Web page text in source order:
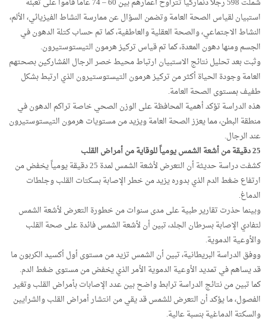
استبيان لقياس الصحة العامة وتضمن السؤال عن ممارسة النشاط الفيزيائي، الألم،
النشاط الاجتماعي، والصحة العقلية والعاطفية، كما تم حساب كتلة الدهون في
الجسم ومنها دهون المعدة، كما تم قياس تركيز هرمون التيستوستيرون.
وثبت بعد تحليل نتائج الاستبيان ارتباط محيط خصر الرجال المُشاركين بصحتهم
العامة وجودة الحياة أكثر من تركيز هرمون التيستوستيرون الذي ارتبط بشكل
طفيف بمستوى الصحة العامة.
هذه الدراسة تؤكد أهمية المحافظة على الوزن الصحي خاصة تراكم الدهون في
منطقة البطن، مما يعزز الصحة العامة ويزيد من مستويات هرمون التيستوستيرون
عند الرجال.
25 دقيقة من أشعة الشمس يومياً للوقاية من أمراض القلب
كشفت دراسة حديثة أن التعرض لأشعة الشمس لمدة 25 دقيقة يومياً يخفض من
ارتفاع ضغط الدم الذي بدوره يزيد من خطر الإصابة بسكتات القلب وجلطات
الدماغ.
وبينما حذرت تقارير طبية على مدى سنوات من خطورة التعرض لأشعة الشمس
لتفادي الإصابة بسرطان الجلد، تبين أن لأشعة الشمس فائدة على صحة القلب
والأوعية الدموية.
ووفق الدراسة البريطانية، تبين أن الشمس تزيد من مستوى أول أكسيد الكربون ما
قد يساهم في تمديد الأوعية الدموية الأمر الذي يخفض من مستوى ضغط الدم.
كما تبين من نتائج الدراسة ترابط واضح بين عدد الإصابات بأمراض القلب وتغير
الفصول، ما يؤكد أن التعرض للشمس قد يقي من انتشار أمراض القلب والشرايين
والسكتة الدماغية بنسبة عالية.